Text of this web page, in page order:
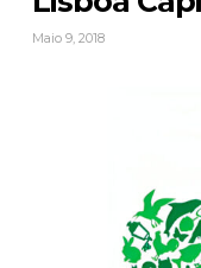
Maio 9, 2018